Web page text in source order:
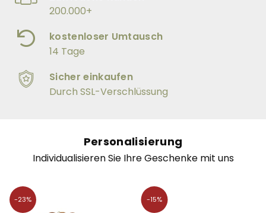
200.000+
kostenloser Umtausch
14 Tage
Sicher einkaufen
Durch SSL-Verschlüssung
Personalisierung
Individualisieren Sie Ihre Geschenke mit uns
-23% -15%